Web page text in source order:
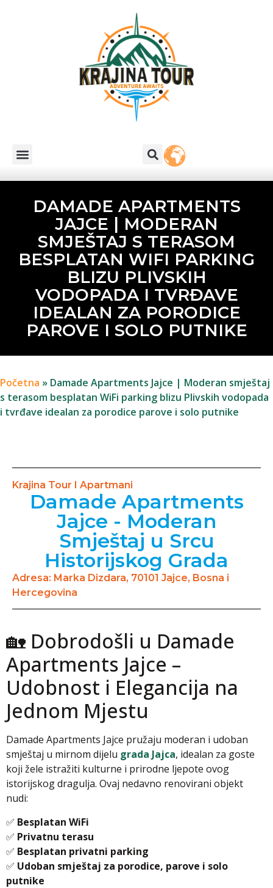
DAMADE APARTMENTS
JAJCE | MODERAN
SMJEŠTAJ S TERASOM
BESPLATAN WIFI PARKING
BLIZU PLIVSKIH
VODOPADA I TVRĐAVE
IDEALAN ZA PORODICE
PAROVE I SOLO PUTNIKE
Početna » Damade Apartments Jajce | Moderan smještaj
s terasom besplatan WiFi parking blizu Plivskih vodopada
i tvrđave idealan za porodice parove i solo putnike
Krajina Tour I Apartmani
Damade Apartments
Jajce - Moderan
Smještaj u Srcu
Historijskog Grada
Adresa: Marka Dizdara, 70101 Jajce, Bosna i
Hercegovina
🏡 Dobrodošli u Damade
Apartments Jajce –
Udobnost i Elegancija na
Jednom Mjestu
Damade Apartments Jajce pružaju moderan i udoban
smještaj u mirnom dijelu grada Jajca, idealan za goste
koji žele istražiti kulturne i prirodne ljepote ovog
istorijskog dragulja. Ovaj nedavno renovirani objekt
nudi:
✅ Besplatan WiFi
✅ Privatnu terasu
✅ Besplatan privatni parking
✅ Udoban smještaj za porodice, parove i solo
putnike